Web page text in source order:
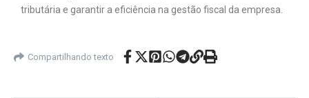
tributária e garantir a eficiência na gestão fiscal da empresa.
Compartilhando texto